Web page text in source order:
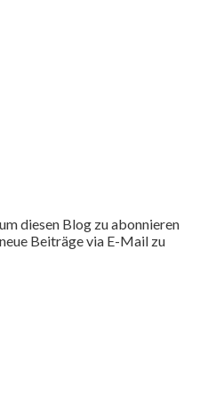
diesen Blog zu abonnieren
Beiträge via E-Mail zu